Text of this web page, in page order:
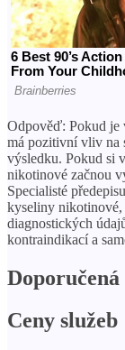
Odpověď: Pokud je
má pozitivní vliv na
výsledku. Pokud si
nikotinové začnou
Specialisté
kyseliny nikotinové,
diagnostických
kontraindikací a
Doporučená
Ceny služeb